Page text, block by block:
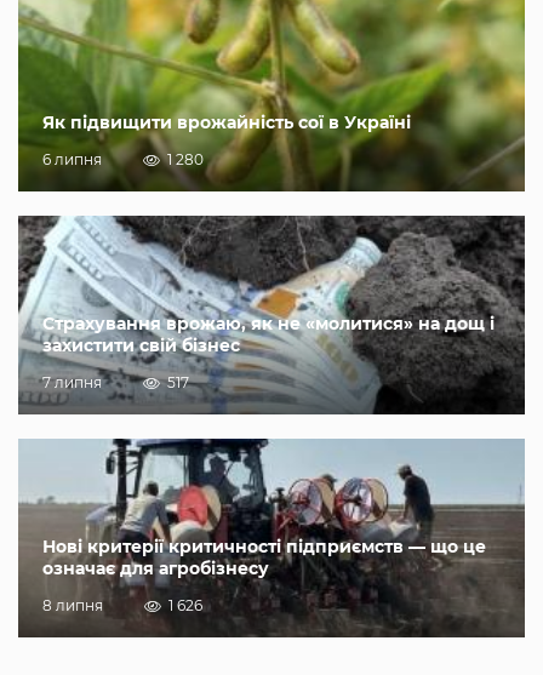
Як підвищити врожайність сої в Україні
6 липня 1 280
Страхування врожаю, як не «молитися» на дощ і
захистити свій бізнес
7 липня 517
Нові критерії критичності підприємств — що це
означає для агробізнесу
8 липня 1 626